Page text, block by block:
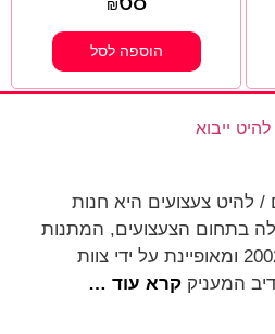
₪
הוספה לסל
/ להיט צעצועים היא חנות
בתחום הצעצועים, המתנות
ומשחקי הקופסא משנת 2002 ומאופיינת על ידי צוות
המעניק קרא עוד …